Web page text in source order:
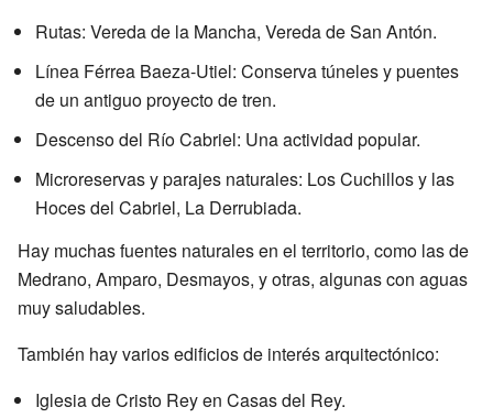
Rutas: Vereda de la Mancha, Vereda de San Antón.
Línea Férrea Baeza-Utiel: Conserva túneles y puentes
de un antiguo proyecto de tren.
Descenso del Río Cabriel: Una actividad popular.
Microreservas y parajes naturales: Los Cuchillos y las
Hoces del Cabriel, La Derrubiada.
Hay muchas fuentes naturales en el territorio, como las de
Medrano, Amparo, Desmayos, y otras, algunas con aguas
muy saludables.
También hay varios edificios de interés arquitectónico:
Iglesia de Cristo Rey en Casas del Rey.